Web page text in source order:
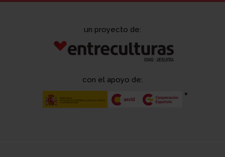
un proyecto de:
con el apoyo de: